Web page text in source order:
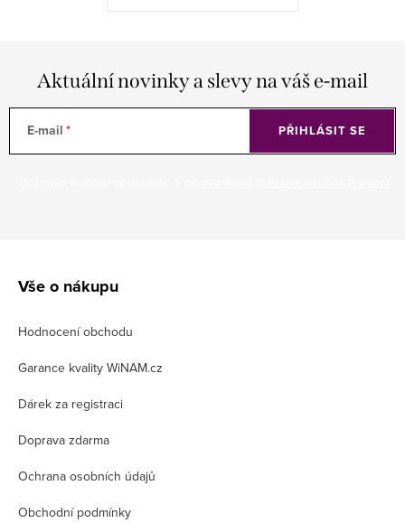
Aktuální novinky a slevy na váš e-mail
E-mail PŘIHLÁSIT SE
Vše o nákupu
Hodnocení obchodu
Garance kvality WiNAM.cz
Dárek za registraci
Doprava zdarma
Ochrana osobních údajů
Obchodní podmínky